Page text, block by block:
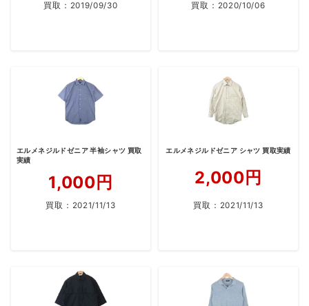
買取： 2019/09/30 買取： 2020/10/06
エルメネジルドゼニア 半袖シャツ 買取
実績
1,000円
買取： 2021/11/13
エルメネジルドゼニア シャツ 買取実績
2,000円
買取： 2021/11/13